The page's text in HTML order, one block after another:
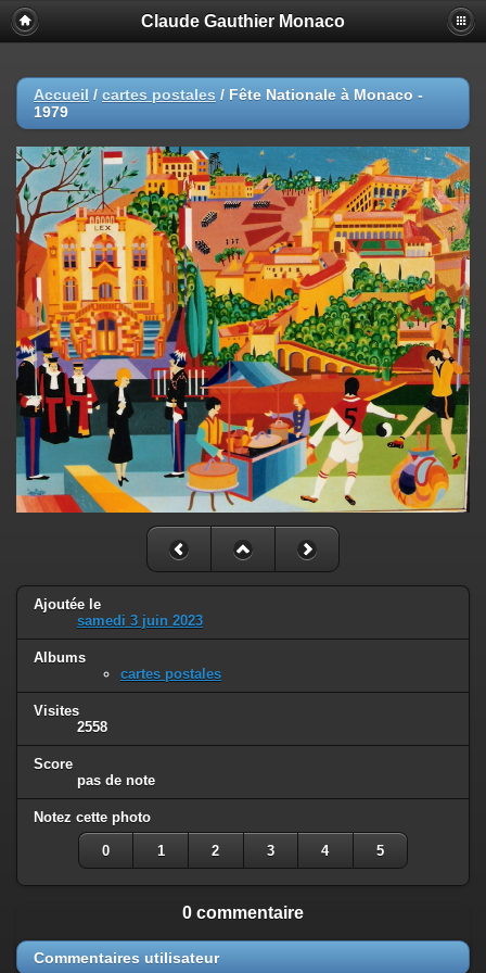
Claude Gauthier Monaco
Accueil / cartes postales / Fête Nationale à Monaco -
1979
Ajoutée le
samedi 3 juin 2023
Albums
cartes postales
Visites
2558
Score
pas de note
Notez cette photo
0 1 2 3 4 5
0 commentaire
Commentaires utilisateur